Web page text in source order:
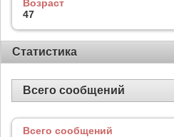
Возраст
47
Статистика
Всего сообщений
Всего сообщений